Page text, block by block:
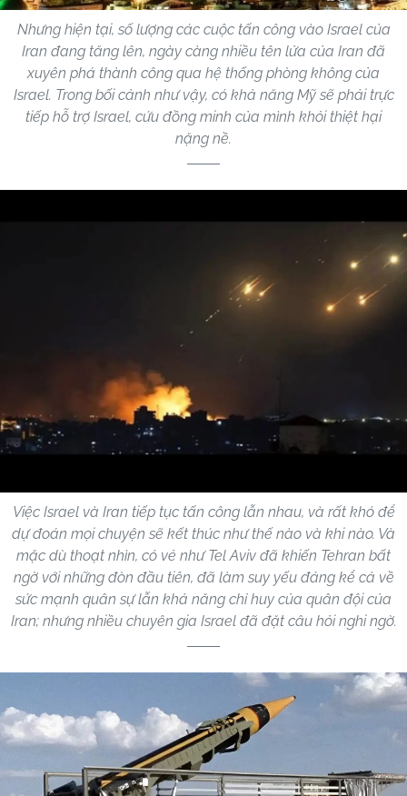
Nhưng hiện tại, số lượng các cuộc tấn công vào Israel của
Iran đang tăng lên, ngày càng nhiều tên lửa của Iran đã
xuyên phá thành công qua hệ thống phòng không của
Israel. Trong bối cảnh như vậy, có khả năng Mỹ sẽ phải trực
tiếp hỗ trợ Israel, cứu đồng minh của mình khỏi thiệt hại
nặng nề.
Việc Israel và Iran tiếp tục tấn công lẫn nhau, và rất khó để
dự đoán mọi chuyện sẽ kết thúc như thế nào và khi nào. Và
mặc dù thoạt nhìn, có vẻ như Tel Aviv đã khiến Tehran bất
ngờ với những đòn đầu tiên, đã làm suy yếu đáng kể cả về
sức mạnh quân sự lẫn khả năng chỉ huy của quân đội của
Iran; nhưng nhiều chuyên gia Israel đã đặt câu hỏi nghi ngờ.